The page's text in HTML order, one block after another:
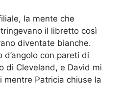
la mente che
il libretto così
diventate bianche.
con pareti di
di Cleveland, e David mi
Patricia chiuse la